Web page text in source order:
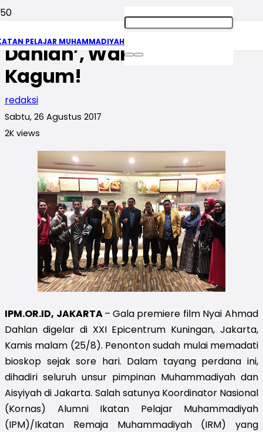
PELAJAR MUHAMMADIYAH
Usai Nonton ‘Nyai Ahmad
Dahlan’, Wakil DPR RI:
Kagum!
redaksi
Sabtu, 26 Agustus 2017
2K views
IPM.OR.ID, JAKARTA– Gala premiere film Nyai Ahmad
Dahlan digelar di XXI Epicentrum Kuningan, Jakarta,
Kamis malam (25/8). Penonton sudah mulai memadati
bioskop sejak sore hari. Dalam tayang perdana ini,
dihadiri seluruh unsur pimpinan Muhammadiyah dan
Aisyiyah di Jakarta. Salah satunya Koordinator Nasional
(Kornas) Alumni Ikatan Pelajar Muhammadiyah
(IPM)/Ikatan Remaja Muhammadiyah (IRM) yang